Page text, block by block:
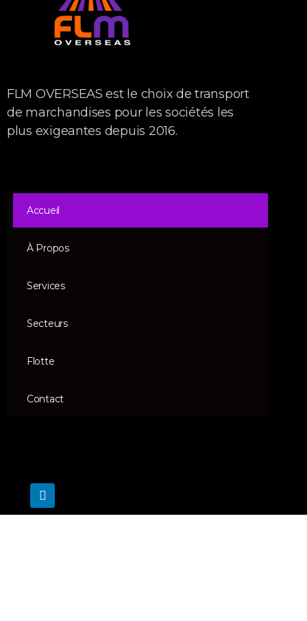
FLM OVERSEAS est le choix de transport
de marchandises pour les sociétés les
plus exigeantes depuis 2016.
Accueil
À Propos
Services
Secteurs
Flotte
Contact